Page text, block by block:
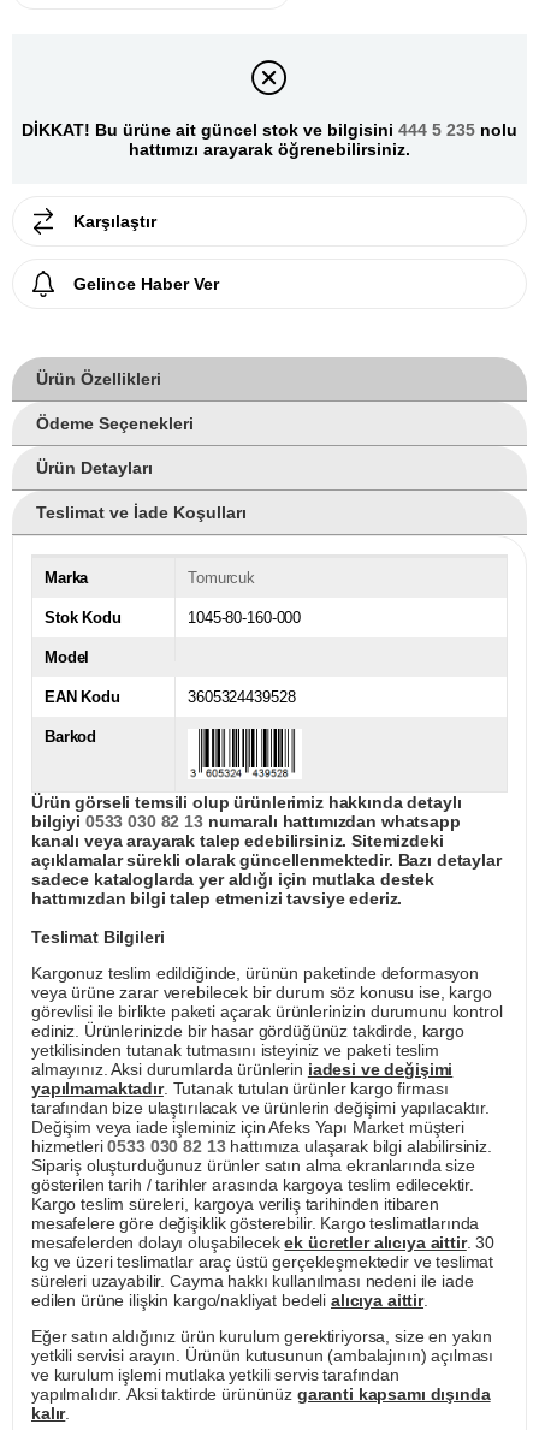
DİKKAT! Bu ürüne ait güncel stok ve bilgisini 444 5 235 nolu
hattımızı arayarak öğrenebilirsiniz.
Karşılaştır
Gelince Haber Ver
Ürün Özellikleri
Ödeme Seçenekleri
Ürün Detayları
Teslimat ve İade Koşulları
Marka Tomurcuk
Stok Kodu 1045-80-160-000
Model
EAN Kodu 3605324439528
Barkod
Ürün görseli temsili olup ürünlerimiz hakkında detaylı
bilgiyi 0533 030 82 13numaralı hattımızdan whatsapp
kanalı veya arayarak talep edebilirsiniz. Sitemizdeki
açıklamalar sürekli olarak güncellenmektedir. Bazı detaylar
sadece kataloglarda yer aldığı için mutlaka destek
hattımızdan bilgi talep etmenizi tavsiye ederiz.
Teslimat Bilgileri
Kargonuz teslim edildiğinde, ürünün paketinde deformasyon
veya ürüne zarar verebilecek bir durum söz konusu ise, kargo
görevlisi ile birlikte paketi açarak ürünlerinizin durumunu kontrol
ediniz. Ürünlerinizde bir hasar gördüğünüz takdirde, kargo
yetkilisinden tutanak tutmasını isteyiniz ve paketi teslim
almayınız. Aksi durumlarda ürünlerin iadesi ve değişimi
yapılmamaktadır. Tutanak tutulan ürünler kargo firması
tarafından bize ulaştırılacak ve ürünlerin değişimi yapılacaktır.
Değişim veya iade işleminiz için Afeks Yapı Market müşteri
hizmetleri0533 030 82 13hattımıza ulaşarak bilgi alabilirsiniz.
Sipariş oluşturduğunuz ürünler satın alma ekranlarında size
gösterilen tarih / tarihler arasında kargoya teslim edilecektir.
Kargo teslim süreleri, kargoya veriliş tarihinden itibaren
mesafelere göre değişiklik gösterebilir. Kargo teslimatlarında
mesafelerden dolayı oluşabilecekek ücretler alıcıya aittir. 30
kg ve üzeri teslimatlar araç üstü gerçekleşmektedir ve teslimat
süreleri uzayabilir. Cayma hakkı kullanılması nedeni ile iade
edilen ürüne ilişkin kargo/nakliyat bedeli alıcıya aittir.
Eğer satın aldığınız ürün kurulum gerektiriyorsa, size en yakın
yetkili servisi arayın. Ürünün kutusunun (ambalajının) açılması
ve kurulum işlemi mutlaka yetkili servis tarafından
yapılmalıdır. Aksi taktirde ürününüz garanti kapsamı dışında
kalır.